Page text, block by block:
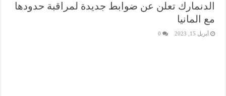
الدنمارك تعلن عن ضوابط جديدة لمراقبة حدودها
مع المانيا
أبريل 15, 2023 0